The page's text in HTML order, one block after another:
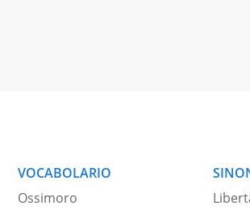
VOCABOLARIO
Ossimoro